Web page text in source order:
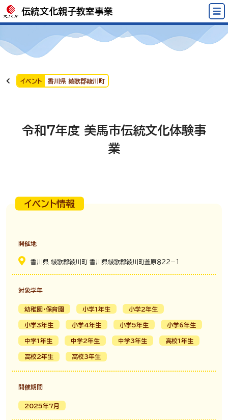
伝統文化親子教室事業
イベント 香川県 綾歌郡綾川町
令和7年度 美馬市伝統文化体験事
業
イベント情報
開催地
香川県 綾歌郡綾川町 香川県綾歌郡綾川町萱原８２２−１
対象学年
幼稚園・保育園 小学1年生 小学2年生
小学3年生 小学4年生 小学5年生 小学6年生
中学1年生 中学2年生 中学3年生 高校1年生
高校2年生 高校3年生
開催期間
2025年7月